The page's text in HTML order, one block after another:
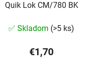
Quik Lok CM/780 BK
✅ Skladom (>5 ks)
€1,70